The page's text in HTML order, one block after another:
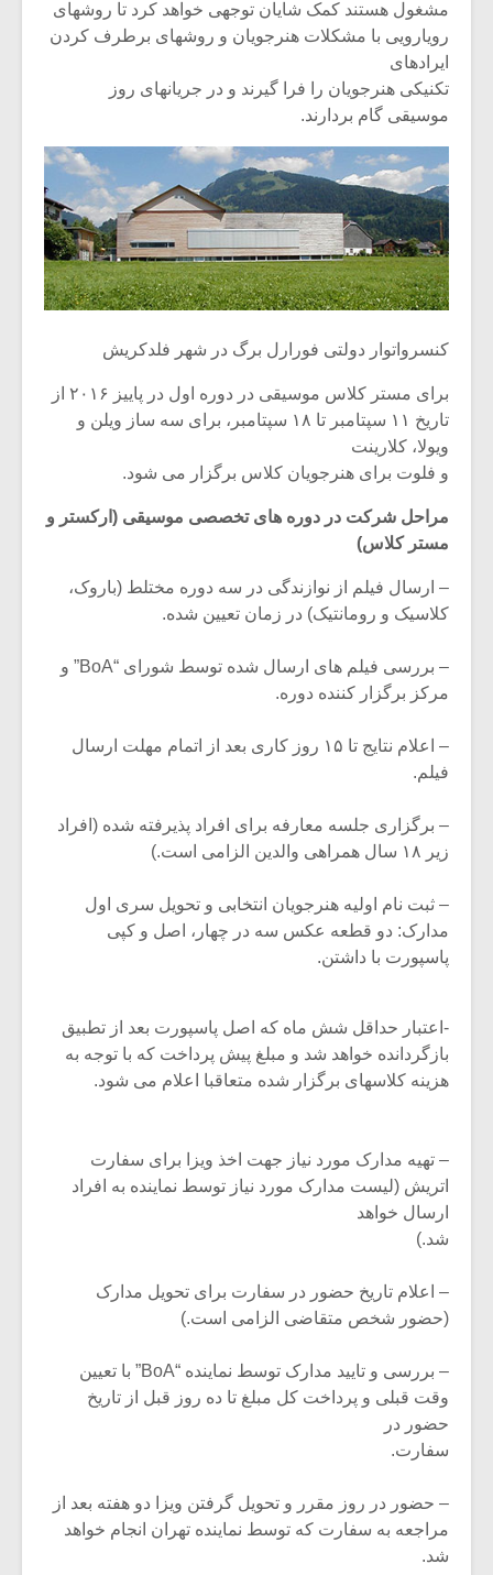
مشغول هستند کمک شایان توجهی خواهد کرد تا روشهای
رویارویی با مشکلات هنرجویان و روشهای برطرف کردن
ایرادهای
تکنیکی هنرجویان را فرا گیرند و در جریانهای روز
موسیقی گام بردارند.
کنسرواتوار دولتی فورارل برگ در شهر فلدکریش
برای مستر کلاس موسیقی در دوره اول در پاییز ۲۰۱۶ از
تاریخ ۱۱ سپتامبر تا ۱۸ سپتامبر، برای سه ساز ویلن و
ویولا، کلارینت
و فلوت برای هنرجویان کلاس برگزار می شود.
مراحل شرکت در دوره های تخصصی موسیقی (ارکستر و
مستر کلاس)
– ارسال فیلم از نوازندگی در سه دوره مختلط (باروک،
کلاسیک و رومانتیک) در زمان تعیین شده.
– بررسی فیلم های ارسال شده توسط شورای “BoA” و
مرکز برگزار کننده دوره.
– اعلام نتایج تا ۱۵ روز کاری بعد از اتمام مهلت ارسال
فیلم.
– برگزاری جلسه معارفه برای افراد پذیرفته شده (افراد
زیر ۱۸ سال همراهی والدین الزامی است.)
– ثبت نام اولیه هنرجویان انتخابی و تحویل سری اول
مدارک: دو قطعه عکس سه در چهار، اصل و کپی
پاسپورت با داشتن.
-اعتبار حداقل شش ماه که اصل پاسپورت بعد از تطبیق
بازگردانده خواهد شد و مبلغ پیش پرداخت که با توجه به
هزینه کلاسهای برگزار شده متعاقبا اعلام می شود.
– تهیه مدارک مورد نیاز جهت اخذ ویزا برای سفارت
اتریش (لیست مدارک مورد نیاز توسط نماینده به افراد
ارسال خواهد
شد.)
– اعلام تاریخ حضور در سفارت برای تحویل مدارک
(حضور شخص متقاضی الزامی است.)
– بررسی و تایید مدارک توسط نماینده “BoA” با تعیین
وقت قبلی و پرداخت کل مبلغ تا ده روز قبل از تاریخ
حضور در
سفارت.
– حضور در روز مقرر و تحویل گرفتن ویزا دو هفته بعد از
مراجعه به سفارت که توسط نماینده تهران انجام خواهد
شد.